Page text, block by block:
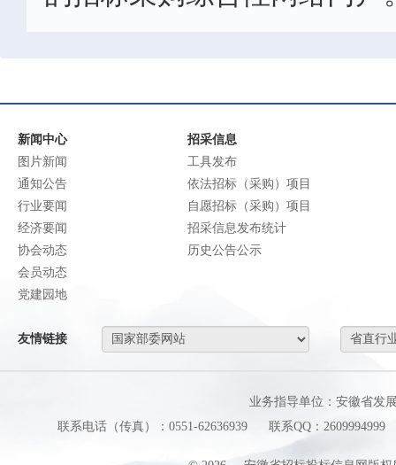
新闻中心
图片新闻
通知公告
行业要闻
经济要闻
协会动态
会员动态
党建园地
招采信息
工具发布
依法招标（采购）项目
自愿招标（采购）项目
招采信息发布统计
历史公告公示
友情链接
业务指导单位：安徽省发
联系电话（传真）：0551-62636939
联系QQ：2609994999